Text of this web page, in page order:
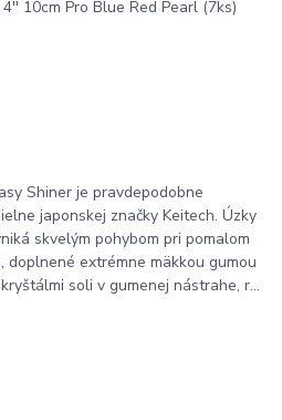
Shiner je pravdepodobne
japonskej značky Keitech. Úzky
skvelým pohybom pri pomalom
doplnené extrémne mäkkou gumou
soli v gumenej nástrahe, r...